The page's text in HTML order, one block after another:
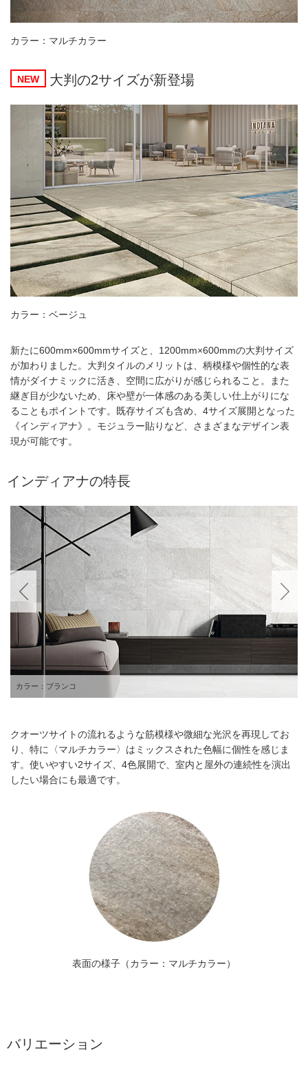
カラー：マルチカラー
NEW 大判の2サイズが新登場
カラー：ベージュ
新たに600mm×600mmサイズと、1200mm×600mmの大判サイズ
が加わりました。大判タイルのメリットは、柄模様や個性的な表
情がダイナミックに活き、空間に広がりが感じられること。また
継ぎ目が少ないため、床や壁が一体感のある美しい仕上がりにな
ることもポイントです。既存サイズも含め、4サイズ展開となった
《インディアナ》。モジュラー貼りなど、さまざまなデザイン表
現が可能です。
インディアナの特長
カラー：ブランコ
クオーツサイトの流れるような筋模様や微細な光沢を再現してお
り、特に〈マルチカラー〉はミックスされた色幅に個性を感じま
す。使いやすい2サイズ、4色展開で、室内と屋外の連続性を演出
したい場合にも最適です。
表面の様子（カラー：マルチカラー）
バリエーション